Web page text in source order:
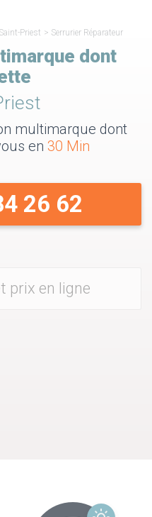
Priest > Serrurier Réparateur
dont
multimarque dont
en 30 Min
26 62
prix en ligne